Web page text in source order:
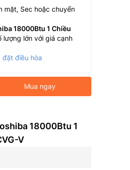
mặt, Sec hoặc chuyển
18000Btu 1 Chiều
lượng lớn với giá cạnh
đặt điều hòa
Mua ngay
18000Btu 1
V